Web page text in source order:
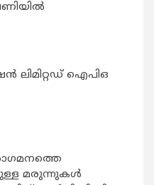
ലിമിറ്റഡ് ഐപിഒ
മരുന്നുകള്‍